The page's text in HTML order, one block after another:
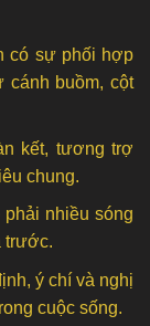
có sự phối hợp
cánh buồm, cột
kết, tương trợ
chung.
nhiều sóng
trước.
ý chí và nghị
cuộc sống.